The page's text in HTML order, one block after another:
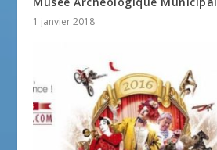
1 janvier 2018